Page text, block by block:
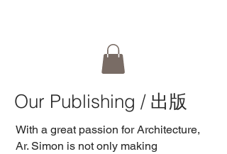
Our Publishing / 出版
With a great passion for Architecture,
Ar. Simon is not only making